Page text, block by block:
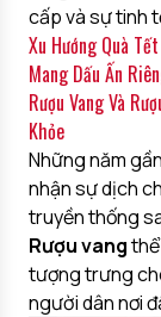
cấp và sự tinh
Xu Hướng Quà
Mang Dấu Ấn
Rượu Vang Và
Khỏe
Những năm
nhận sự dịch
truyền thống
Rượu vangthể
tượng trưng
người dân nơi